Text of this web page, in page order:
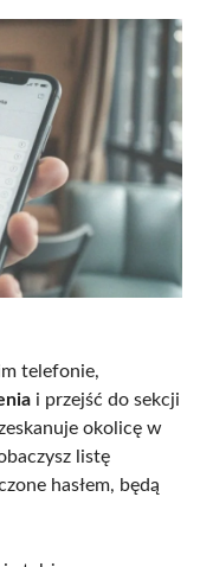
telefonie,
i przejść do sekcji
okolicę w
listę
hasłem, będą